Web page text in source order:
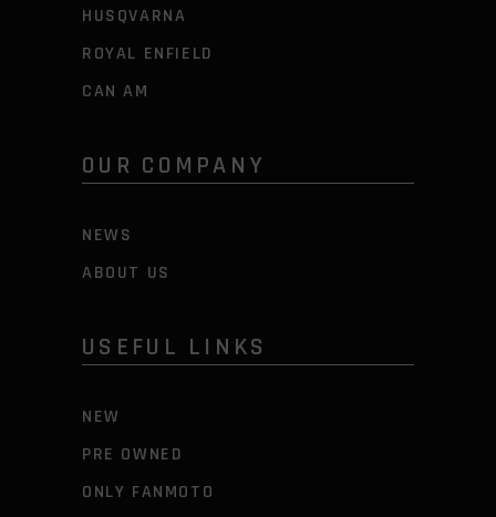
HUSQVARNA
ROYAL ENFIELD
CAN AM
OUR COMPANY
NEWS
ABOUT US
USEFUL LINKS
NEW
PRE OWNED
ONLY FANMOTO